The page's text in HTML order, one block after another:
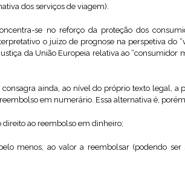
dos serviços de viagem).
se no reforço da proteção dos
o juízo de prognose na perspetiva do
da União Europeia relativa ao
ainda, ao nível do próprio texto legal,
em numerário. Essa alternativa é,
direito ao reembolso em dinheiro;
menos, ao valor a reembolsar (podendo